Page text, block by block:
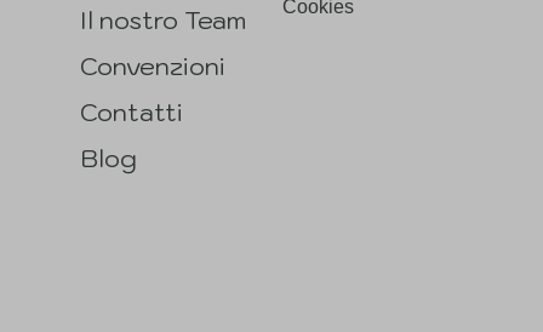
Il nostro Team
Convenzioni
Contatti
Blog
Cookies